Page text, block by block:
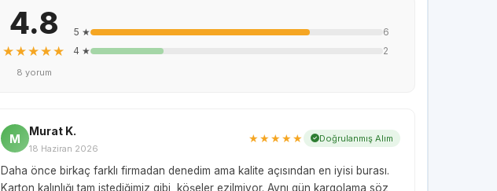
4.8
★★★★★
8 yorum
5 ★
6
4 ★
2
M
Murat K.
18 Haziran 2026
★★★★★ Doğrulanmış Alım
Daha önce birkaç farklı firmadan denedim ama kalite açısından en iyisi burası.
Karton kalınlığı tam istediğimiz gibi, köşeler ezilmiyor. Aynı gün kargolama söz